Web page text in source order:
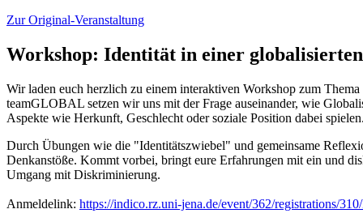
Zur Original-Veranstaltung
Workshop: Identität in einer
Wir laden euch herzlich zu einem interaktiven Workshop zum
teamGLOBAL setzen wir uns mit der Frage auseinander, wie
Aspekte wie Herkunft, Geschlecht oder soziale Position dabei
Durch Übungen wie die "Identitätszwiebel" und gemeinsame
Denkanstöße. Kommt vorbei, bringt eure Erfahrungen mit ein und
Umgang mit Diskriminierung.
Anmeldelink: https://indico.rz.uni-jena.de/event/362/registrations/310/